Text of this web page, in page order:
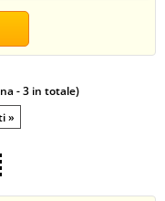
- 3 in totale)
»